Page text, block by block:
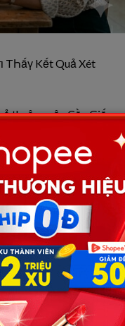
TҺấү Kết Quả Xét
thuộc quận Cầu Giấy,
đặn nhưng không kém
Thư, chỉ cần mỗi
chuyện tưởng tượng dí
việc mỉm cười nghe
ảnh hưởng.